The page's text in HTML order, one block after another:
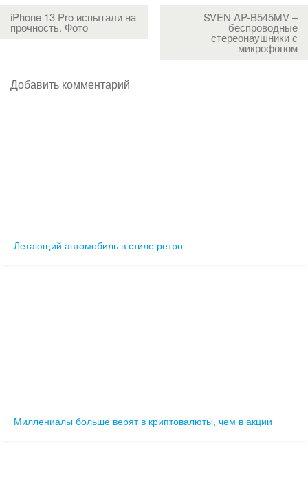
SVEN AP-B545MV –
беспроводные
стереонаушники с
микрофоном
iPhone 13 Pro испытали на
прочность. Фото
Добавить комментарий
Летающий автомобиль в стиле ретро
Миллениалы больше верят в криптовалюты, чем в акции